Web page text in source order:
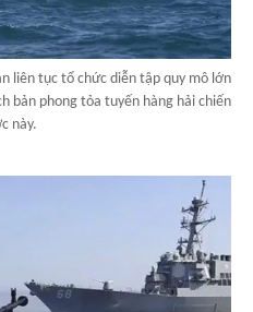
liên tục tổ chức diễn tập quy mô lớn
bản phong tỏa tuyến hàng hải chiến
này.